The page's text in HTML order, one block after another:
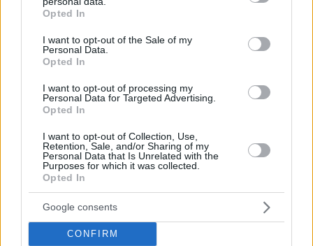
grant or deny consent to Google and its third-party tags to
use your data for below specified purposes in below Google
consent section.
Opted In
I want to opt-out of the Sale of my
Personal Data.
Opted In
I want to opt-out of processing my
Personal Data for Targeted Advertising.
Opted In
I want to opt-out of Collection, Use,
Retention, Sale, and/or Sharing of my
Personal Data that Is Unrelated with the
Purposes for which it was collected.
Opted In
Google consents
CONFIRM
16.10.2019, 08:59